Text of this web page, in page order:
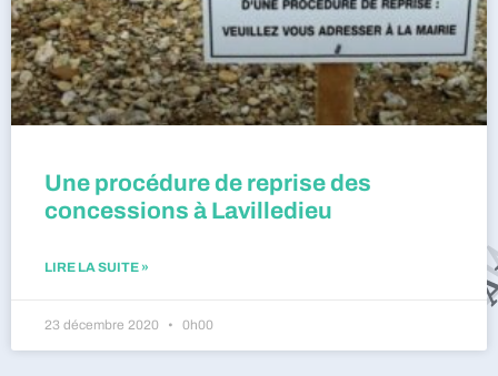
Une procédure de reprise des
concessions à Lavilledieu
LIRE LA SUITE »
23 décembre 2020 0h00